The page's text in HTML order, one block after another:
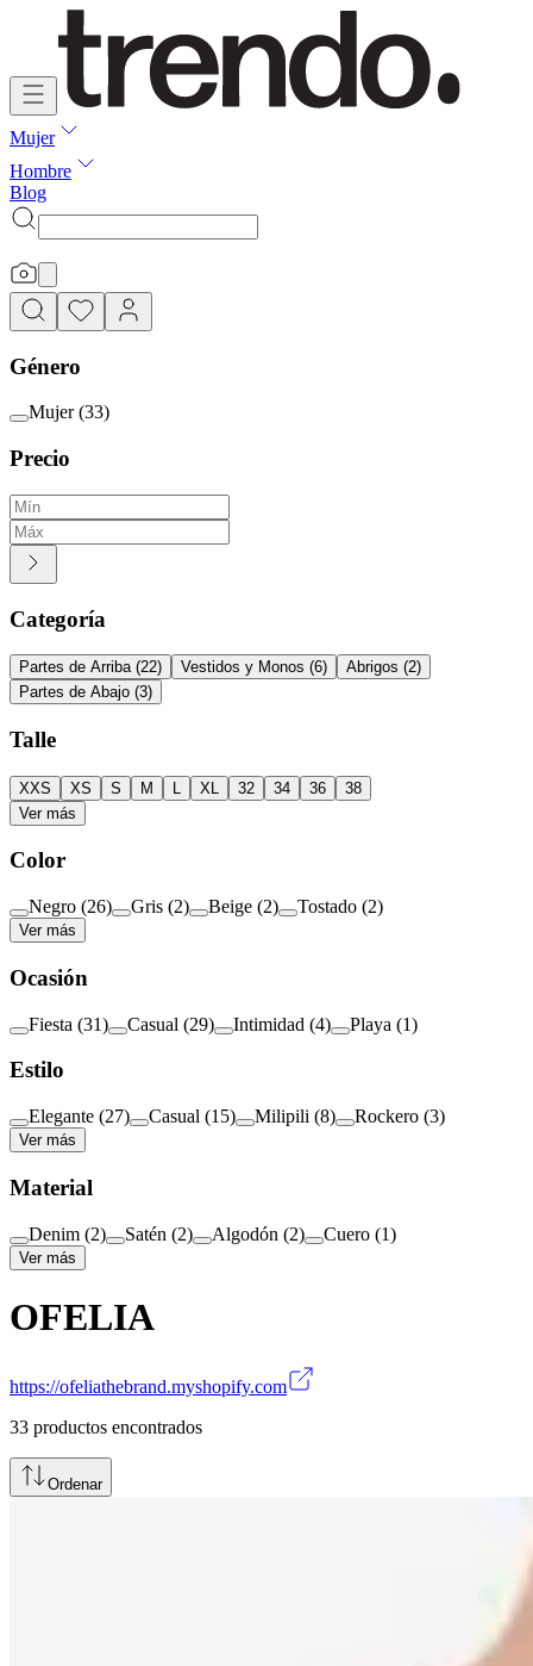
Mujer
Hombre
Blog
Género
Mujer (33)
Precio
Categoría
Partes de Arriba (22) Vestidos y Monos (6) Abrigos (2)
Partes de Abajo (3)
Talle
XXS XS S M XL 32 34 36
38
Ver más
Color
Negro (26) Gris (2) Beige (2) Tostado (2)
Ver más
Ocasión
Fiesta (31) Casual (29) Intimidad (4) Playa (1)
Estilo
Elegante (27) Casual (15) Milipili (8) Rockero (3)
Ver más
Material
Denim (2) Satén (2) Algodón (2) Cuero (1)
Ver más
OFELIA
https://ofeliathebrand.myshopify.com
33 productos encontrados
Ordenar